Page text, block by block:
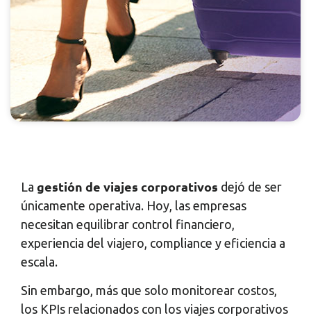
La gestión de viajes corporativos dejó de ser
únicamente operativa. Hoy, las empresas
necesitan equilibrar control financiero,
experiencia del viajero, compliance y eficiencia a
escala.
Sin embargo, más que solo monitorear costos,
los KPIs relacionados con los viajes corporativos